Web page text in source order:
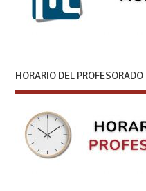
HORARIO DEL PROFESORADO